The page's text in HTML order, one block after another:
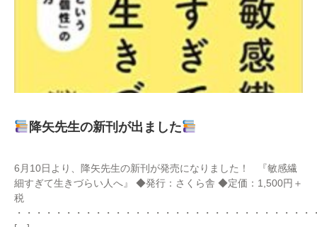
降矢先生の新刊が出ました
6月10日より、降矢先生の新刊が発売になりました！ 『敏感繊
細すぎて生きづらい人へ』 ◆発行：さくら舎 ◆定価：1,500円＋
税
・・・・・・・・・・・・・・・・・・・・・・・・・・・・・・